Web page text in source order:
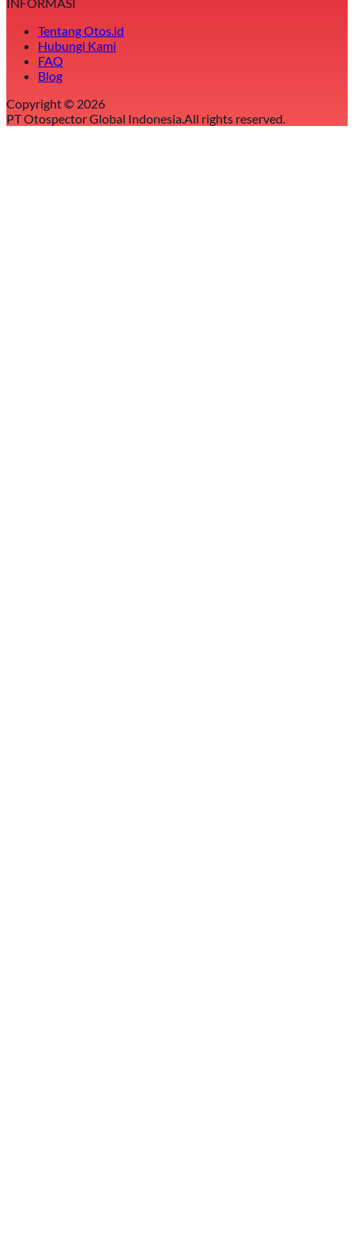
INFORMASI
Tentang Otos.id
Hubungi Kami
FAQ
Blog
Copyright © 2026
PT Otospector Global Indonesia.All rights reserved.